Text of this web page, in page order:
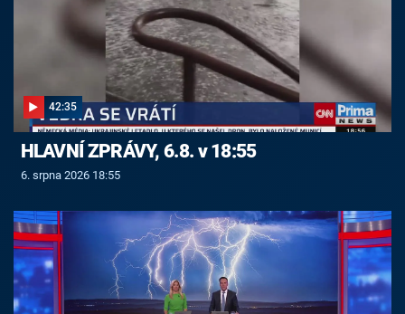
42:35
HLAVNÍ ZPRÁVY, 6.8. v 18:55
6. srpna 2026 18:55